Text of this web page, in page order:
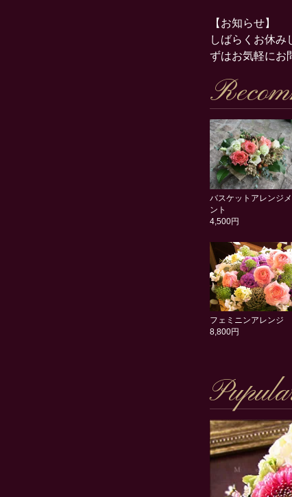
【お知らせ】
しばらくお休み
ずはお気軽にお
バスケットアレンジメ
ント
4,500円
フェミニンアレンジ
8,800円